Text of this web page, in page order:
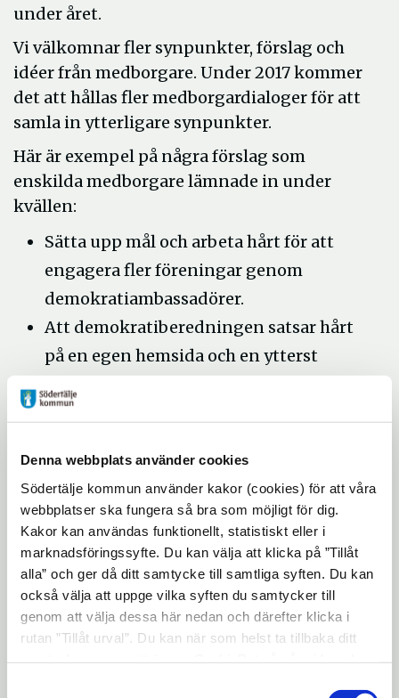
Denna webbplats använder cookies
Södertälje kommun använder kakor (cookies) för att våra
webbplatser ska fungera så bra som möjligt för dig.
Kakor kan användas funktionellt, statistiskt eller i
marknadsföringssyfte. Du kan välja att klicka på ”Tillåt
alla” och ger då ditt samtycke till samtliga syften. Du kan
också välja att uppge vilka syften du samtycker till
genom att välja dessa här nedan och därefter klicka i
rutan ”Tillåt urval”. Du kan när som helst ta tillbaka ditt
under året.
Vi välkomnar fler synpunkter, förslag och
idéer från medborgare. Under 2017 kommer
det att hållas fler medborgardialoger för att
samla in ytterligare synpunkter.
Här är exempel på några förslag som
enskilda medborgare lämnade in under
kvällen:
Sätta upp mål och arbeta hårt för att
engagera fler föreningar genom
demokratiambassadörer.
Att demokratiberedningen satsar hårt
på en egen hemsida och en ytterst
om demokratiberedningen byggs upp
Utbilda alla ungdomar t ex på nya
hemsidan (som bör skapas) och i
skolan om att det är dem som
bestämmer. Politiken är bara ett
medel för att få igenom medborgarnas
talan.
Utbildning till mediafolk så att media
(tidningar, TV, internet mm.) vinklar